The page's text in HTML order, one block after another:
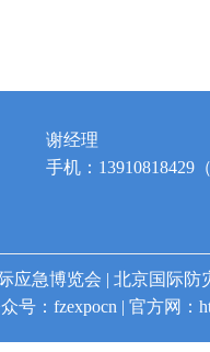
谢经理
手机：13910818429
应急博览会 | 北京国际防
号：fzexpocn | 官方网：